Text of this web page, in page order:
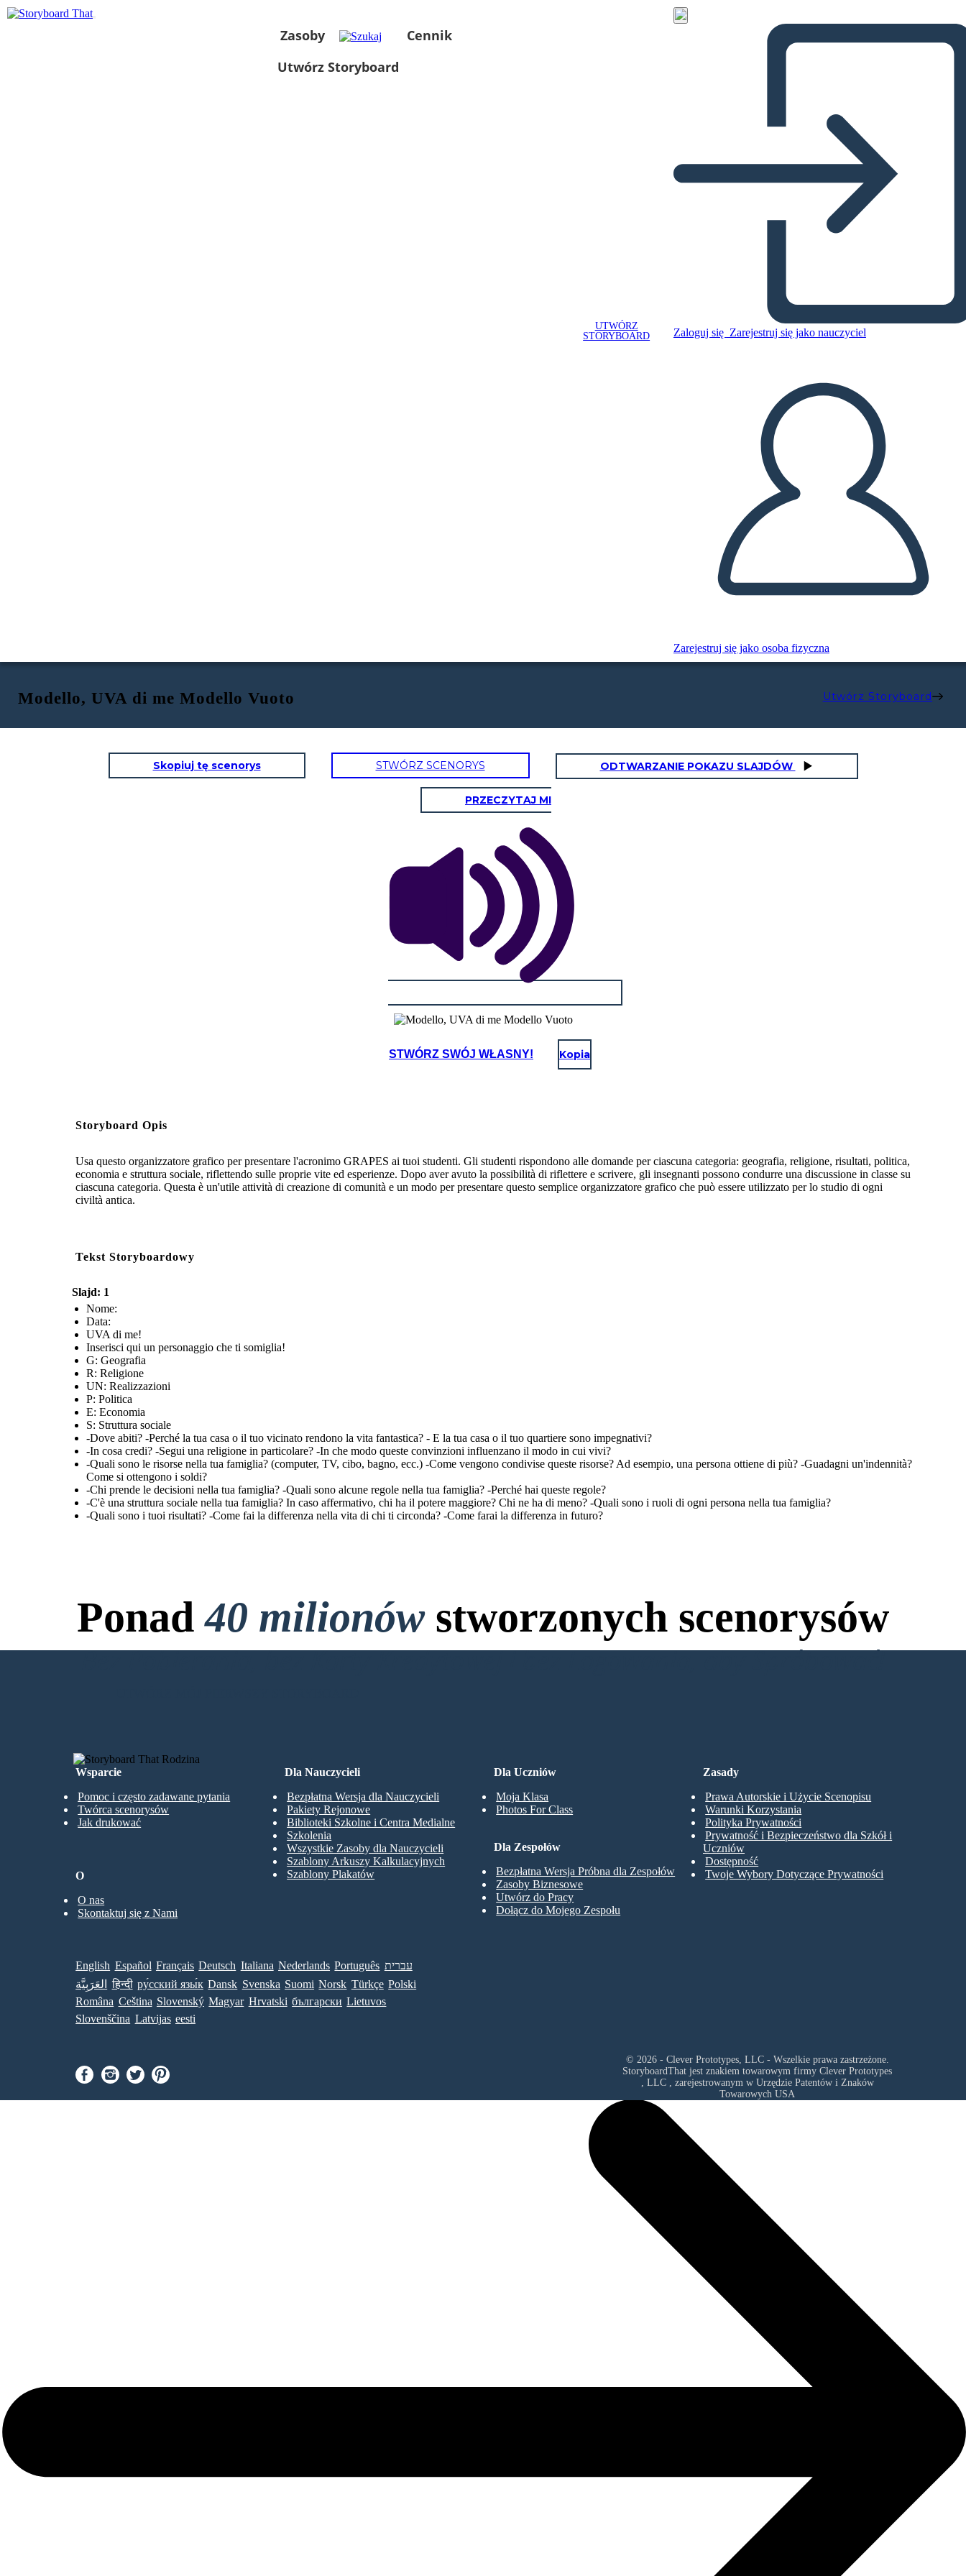
Zasoby
Cennik
Utwórz Storyboard
UTWÓRZ
STORYBOARD
Zaloguj się Zarejestruj się jako nauczyciel
Zarejestruj się jako osoba fizyczna
Modello, UVA di me Modello Vuoto Utwórz Storyboard
Skopiuj tę scenorys STWÓRZ SCENORYS ODTWARZANIE POKAZU SLAJDÓW
PRZECZYTAJ MI
STWÓRZ SWÓJ WŁASNY! Kopia
Storyboard Opis
Usa questo organizzatore grafico per presentare l'acronimo GRAPES ai tuoi studenti. Gli studenti rispondono alle domande per ciascuna categoria: geografia, religione, risultati, politica,
economia e struttura sociale, riflettendo sulle proprie vite ed esperienze. Dopo aver avuto la possibilità di riflettere e scrivere, gli insegnanti possono condurre una discussione in classe su
ciascuna categoria. Questa è un'utile attività di creazione di comunità e un modo per presentare questo semplice organizzatore grafico che può essere utilizzato per lo studio di ogni
civiltà antica.
Tekst Storyboardowy
Slajd: 1
Nome:
Data:
UVA di me!
Inserisci qui un personaggio che ti somiglia!
G: Geografia
R: Religione
UN: Realizzazioni
P: Politica
E: Economia
S: Struttura sociale
-Dove abiti? -Perché la tua casa o il tuo vicinato rendono la vita fantastica? - E la tua casa o il tuo quartiere sono impegnativi?
-In cosa credi? -Segui una religione in particolare? -In che modo queste convinzioni influenzano il modo in cui vivi?
-Quali sono le risorse nella tua famiglia? (computer, TV, cibo, bagno, ecc.) -Come vengono condivise queste risorse? Ad esempio, una persona ottiene di più? -Guadagni un'indennità?
Come si ottengono i soldi?
-Chi prende le decisioni nella tua famiglia? -Quali sono alcune regole nella tua famiglia? -Perché hai queste regole?
-C'è una struttura sociale nella tua famiglia? In caso affermativo, chi ha il potere maggiore? Chi ne ha di meno? -Quali sono i ruoli di ogni persona nella tua famiglia?
-Quali sono i tuoi risultati? -Come fai la differenza nella vita di chi ti circonda? -Come farai la differenza in futuro?
Ponad40 milionówstworzonych scenorysów
Bez Pobierania, bez Karty Kredytowej i bez Logowania, aby Spróbować!
Wsparcie
Pomoc i często zadawane pytania
Twórca scenorysów
Jak drukować
Dla Uczniów
Moja Klasa
Photos For Class
Dla Nauczycieli
Bezpłatna Wersja dla Nauczycieli
Pakiety Rejonowe
Biblioteki Szkolne i Centra Medialne
Szkolenia
Wszystkie Zasoby dla Nauczycieli
Szablony Arkuszy Kalkulacyjnych
Szablony Plakatów
Dla Zespołów
Bezpłatna Wersja Próbna dla Zespołów
Zasoby Biznesowe
Utwórz do Pracy
Dołącz do Mojego Zespołu
O
O nas
Skontaktuj się z Nami
Zasady
Prawa Autorskie i Użycie Scenopisu
Warunki Korzystania
Polityka Prywatności
Prywatność i Bezpieczeństwo dla Szkół i
Uczniów
Dostępność
Twoje Wybory Dotyczące Prywatności
English Español Français Deutsch Italiana Nederlands Português עברית
العَرَبِيَّة
हिन्दी ру́сский язы́к Dansk Svenska Suomi Norsk Türkçe Polski
Româna Ceština Slovenský Magyar Hrvatski български Lietuvos
Slovenščina Latvijas eesti
© 2026 - Clever Prototypes, LLC - Wszelkie prawa zastrzeżone.
StoryboardThat jest znakiem towarowym firmy Clever Prototypes
, LLC, zarejestrowanym w Urzędzie Patentów i Znaków
Towarowych USA